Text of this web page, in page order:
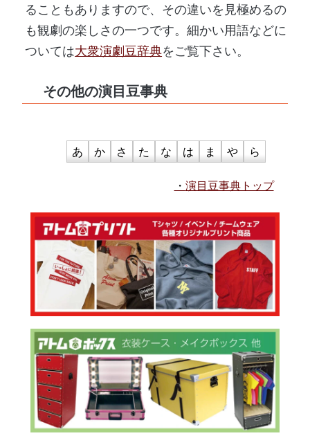
ることもありますので、その違いを見極めるの
も観劇の楽しさの一つです。細かい用語などに
ついては大衆演劇豆辞典をご覧下さい。
その他の演目豆事典
あ か さ た な は ま や ら
演目豆事典トップ